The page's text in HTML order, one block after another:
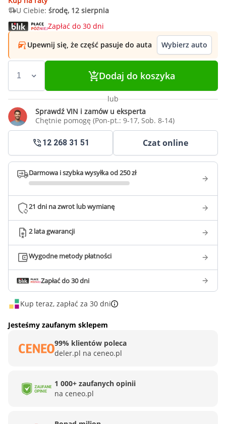
U Ciebie: środę, 12 sierpnia
Zapłać do 30 dni
Upewnij się, że część pasuje do auta
Wybierz auto
Dodaj do koszyka
lub
Sprawdź VIN i zamów u eksperta
Chętnie pomogę (Pon-pt.: 9-17, Sob. 8-14)
12 268 31 51 Czat online
Darmowa i szybka wysyłka od 250 zł
21 dni na zwrot lub wymianę
2 lata gwarancji
Wygodne metody płatności
Zapłać do 30 dni
Kup teraz, zapłać za 30 dni
Jesteśmy zaufanym sklepem
99% klientów poleca
deler.pl na ceneo.pl
1 000+ zaufanych opinii
na ceneo.pl